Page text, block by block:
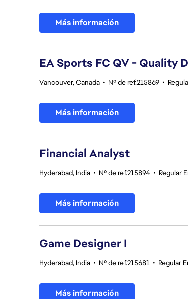
Más información
EA Sports FC QV - Quality
Vancouver, Canada • Nº de ref.215869 •
Más información
Financial Analyst
Hyderabad, India • Nº de ref.215894 • Regular
Más información
Game Designer I
Hyderabad, India • Nº de ref.215681 • Regular
Más información